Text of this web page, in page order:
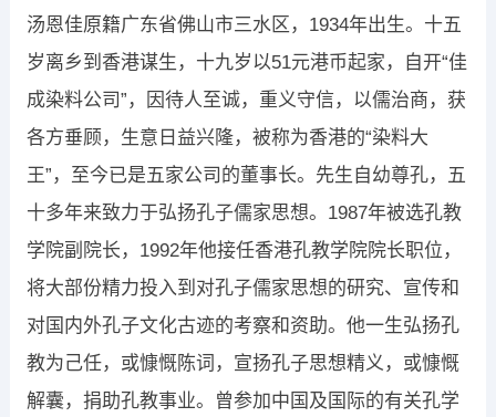
汤恩佳原籍广东省佛山市三水区，1934年出生。十五
岁离乡到香港谋生，十九岁以51元港币起家，自开“佳
成染料公司”，因待人至诚，重义守信，以儒治商，获
各方垂顾，生意日益兴隆，被称为香港的“染料大
王”，至今已是五家公司的董事长。先生自幼尊孔，五
十多年来致力于弘扬孔子儒家思想。1987年被选孔教
学院副院长，1992年他接任香港孔教学院院长职位，
将大部份精力投入到对孔子儒家思想的研究、宣传和
对国内外孔子文化古迹的考察和资助。他一生弘扬孔
教为己任，或慷慨陈词，宣扬孔子思想精义，或慷慨
解囊，捐助孔教事业。曾参加中国及国际的有关孔学